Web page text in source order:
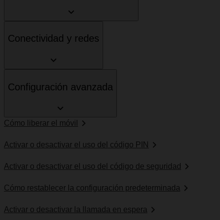
Conectividad y redes
Configuración avanzada
Cómo liberar el móvil
Activar o desactivar el uso del código PIN
Activar o desactivar el uso del código de seguridad
Cómo restablecer la configuración predeterminada
Activar o desactivar la llamada en espera